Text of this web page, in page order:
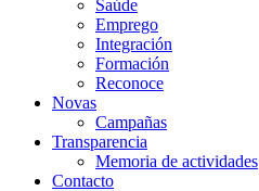
Saúde
Emprego
Integración
Formación
Reconoce
Novas
Campañas
Transparencia
Memoria de actividades
Contacto